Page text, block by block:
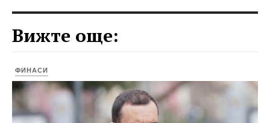
Вижте още:
ФИНАСИ